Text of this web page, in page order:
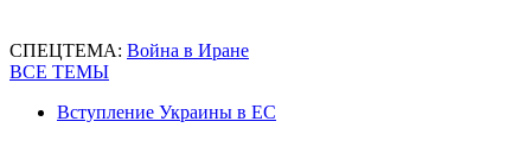
СПЕЦТЕМА: Война в Иране
ВСЕ ТЕМЫ
Вступление Украины в ЕС